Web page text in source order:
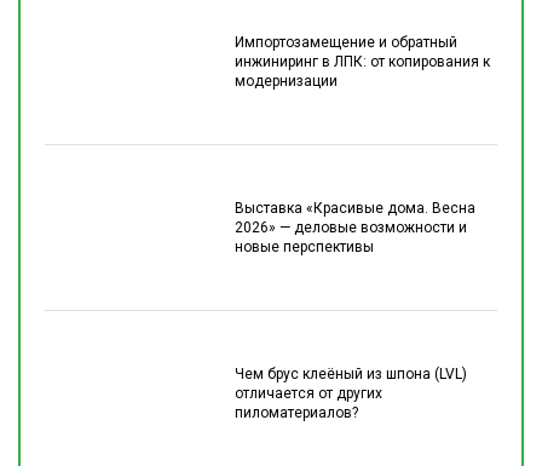
Импортозамещение и обратный
инжиниринг в ЛПК: от копирования к
модернизации
Выставка «Красивые дома. Весна
2026» — деловые возможности и
новые перспективы
Чем брус клеёный из шпона (LVL)
отличается от других
пиломатериалов?